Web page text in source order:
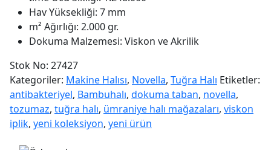
Hav Yüksekliği: 7 mm
m² Ağırlığı: 2.000 gr.
Dokuma Malzemesi: Viskon ve Akrilik
Stok No: 27427
Kategoriler: Makine Halısı, Novella, Tuğra Halı Etiketler:
antibakteriyel, Bambuhalı, dokuma taban, novella,
tozumaz, tuğra halı, ümraniye halı mağazaları, viskon
iplik, yeni koleksiyon, yeni ürün